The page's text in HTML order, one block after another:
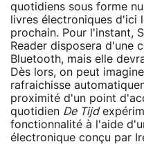
quotidiens sous forme
livres électroniques d'ici
prochain. Pour l'instant,
Reader disposera d'une
Bluetooth, mais elle
Dès lors, on peut
rafraichisse
proximité d'un point
quotidien De Tijd
fonctionnalité à l'aide
électronique conçu par